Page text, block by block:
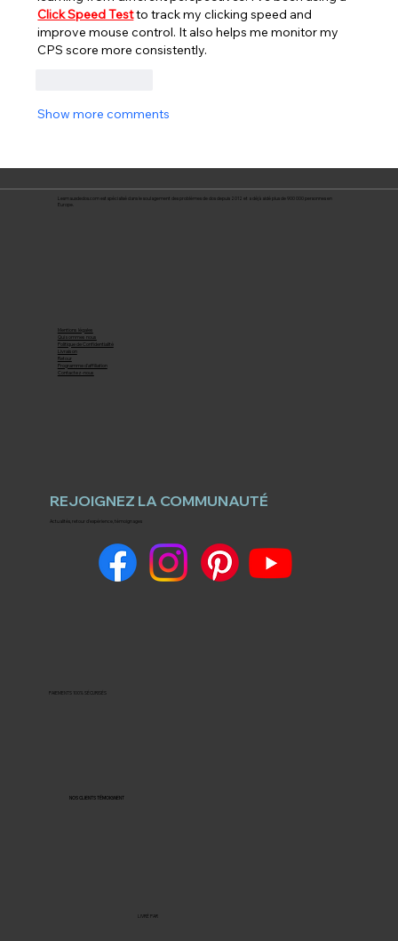
Click Speed Test to track my clicking speed and
improve mouse control. It also helps me monitor my
CPS score more consistently.
Show more comments
Lesmauxdedos.com est spécialisé dans le soulagement des problèmes de dos depuis 2012 et a déjà aidé plus de 900 000 personnes en
Europe.
Mentions légales
Qui sommes nous
Politique de Confidentialité
Livraison
Retour
Programme d'affiliation
Contactez-nous
REJOIGNEZ LA COMMUNAUTÉ
Actualités, retour d'expérience, témoignages
PAIEMENTS 100% SÉCURISÉS
NOS CLIENTS TÉMOIGNENT
LIVRÉ PAR